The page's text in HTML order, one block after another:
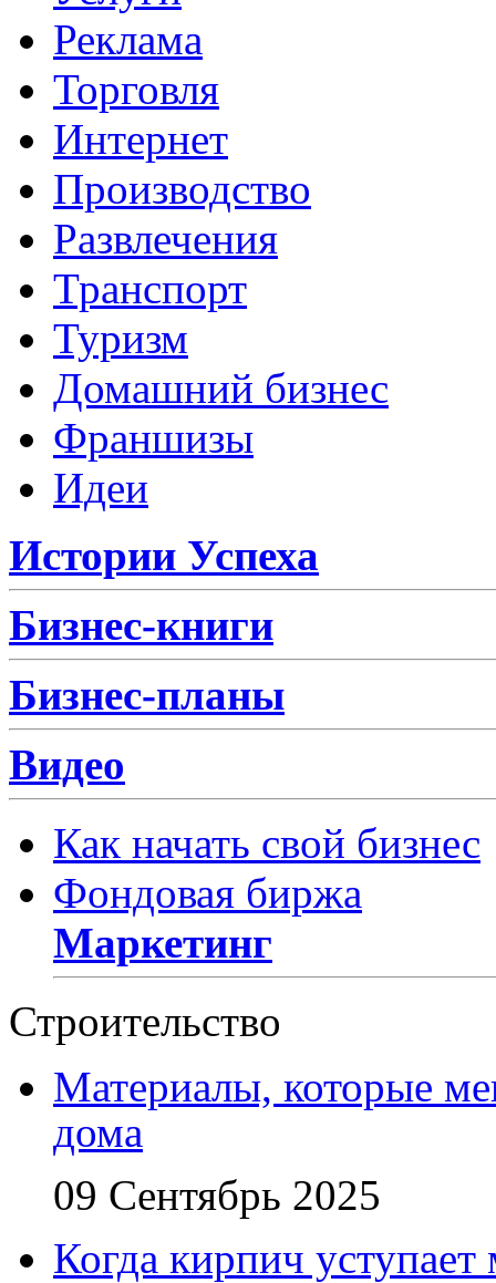
Реклама
Торговля
Интернет
Производство
Развлечения
Транспорт
Туризм
Домашний бизнес
Франшизы
Идеи
Истории Успеха
Бизнес-книги
Бизнес-планы
Видео
Как начать свой бизнес
Фондовая биржа
Маркетинг
Строительство
Материалы, которые
дома
09 Сентябрь 2025
Когда кирпич